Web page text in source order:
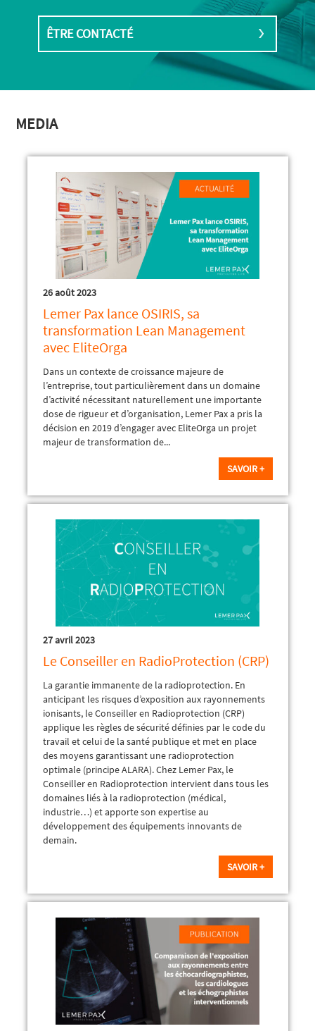
ÊTRE CONTACTÉ
MEDIA
26 août 2023
Lemer Pax lance OSIRIS, sa
transformation Lean Management
avec EliteOrga
Dans un contexte de croissance majeure de
l’entreprise, tout particulièrement dans un domaine
d’activité nécessitant naturellement une importante
dose de rigueur et d’organisation, Lemer Pax a pris la
décision en 2019 d’engager avec EliteOrga un projet
majeur de transformation de...
SAVOIR +
27 avril 2023
Le Conseiller en RadioProtection (CRP)
La garantie immanente de la radioprotection. En
anticipant les risques d’exposition aux rayonnements
ionisants, le Conseiller en Radioprotection (CRP)
applique les règles de sécurité définies par le code du
travail et celui de la santé publique et met en place
des moyens garantissant une radioprotection
optimale (principe ALARA). Chez Lemer Pax, le
Conseiller en Radioprotection intervient dans tous les
domaines liés à la radioprotection (médical,
industrie…) et apporte son expertise au
développement des équipements innovants de
demain.
SAVOIR +